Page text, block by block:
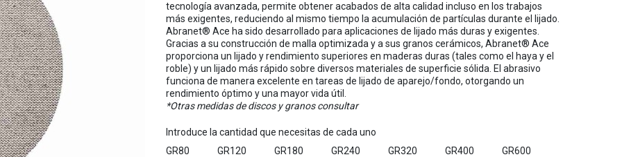
tecnología avanzada, permite obtener acabados de alta calidad incluso en los trabajos
más exigentes, reduciendo al mismo tiempo la acumulación de partículas durante el lijado.
Abranet® Ace ha sido desarrollado para aplicaciones de lijado más duras y exigentes.
Gracias a su construcción de malla optimizada y a sus granos cerámicos, Abranet® Ace
proporciona un lijado y rendimiento superiores en maderas duras (tales como el haya y el
roble) y un lijado más rápido sobre diversos materiales de superficie sólida. El abrasivo
funciona de manera excelente en tareas de lijado de aparejo/fondo, otorgando un
rendimiento óptimo y una mayor vida útil.
*Otras medidas de discos y granos consultar
Introduce la cantidad que necesitas de cada uno
GR80
GR120 GR180 GR240 GR320 GR400 GR600